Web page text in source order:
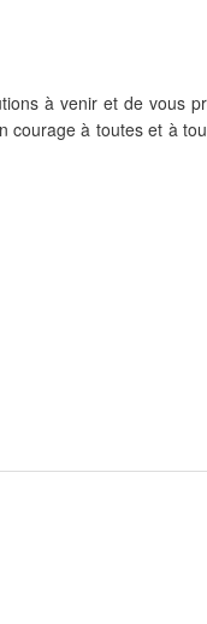
à venir et de vous
courage à toutes et à